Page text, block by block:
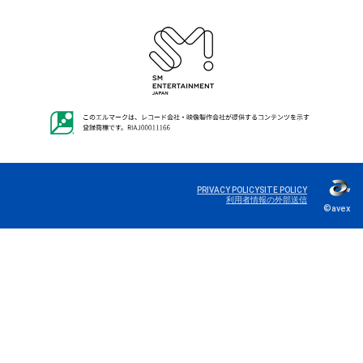
PRIVACY POLICYSITE POLICY
利用者情報の外部送信
©avex